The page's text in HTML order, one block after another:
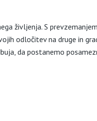
življenja. S prevzemanjem
odločitev na druge in
da postanemo